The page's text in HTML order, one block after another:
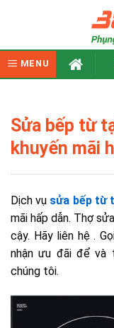
MENU
Sửa bếp từ
khuyến mãi
Dịch vụ sửa bếp từ
mãi hấp dẫn. Thợ
cậy. Hãy liên hệ .
nhận ưu đãi để và
chúng tôi.